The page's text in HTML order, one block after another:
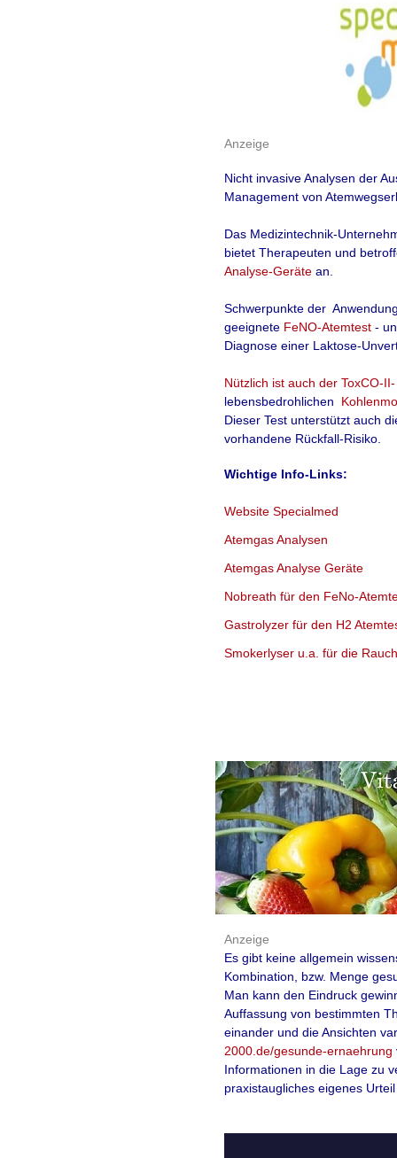
Anzeige
Nicht invasive Analysen der
Management von
Das Medizintechnik-
bietet Therapeuten und
Analyse-Geräte an.
Schwerpunkte der
geeignete FeNO-Atemtest -
Diagnose einer Laktose-
Nützlich ist auch der ToxCO-
lebensbedrohlichen
Dieser Test unterstützt auch
vorhandene Rückfall-Risiko.
Wichtige Info-Links:
Website Specialmed
Atemgas Analysen
Atemgas Analyse Geräte
Nobreath für den FeNo-
Gastrolyzer für den H2
Smokerlyser u.a. für die
Anzeige
Es gibt keine allgemein
Kombination, bzw. Menge
Man kann den Eindruck
Auffassung von bestimmten
einander und die Ansichten
2000.de/gesunde-ernaehrung
Informationen in die Lage zu
praxistaugliches eigenes